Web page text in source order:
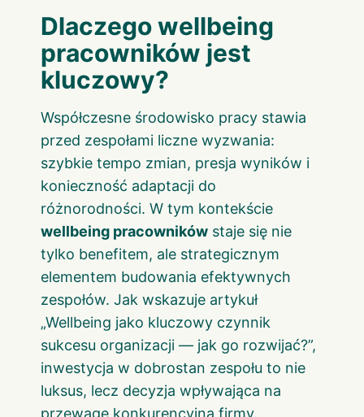
Dlaczego wellbeing
pracowników jest
kluczowy?
Współczesne środowisko pracy stawia
przed zespołami liczne wyzwania:
szybkie tempo zmian, presja wyników i
konieczność adaptacji do
różnorodności. W tym kontekście
wellbeing pracowników staje się nie
tylko benefitem, ale strategicznym
elementem budowania efektywnych
zespołów. Jak wskazuje artykuł
„Wellbeing jako kluczowy czynnik
sukcesu organizacji — jak go rozwijać?”,
inwestycja w dobrostan zespołu to nie
luksus, lecz decyzja wpływająca na
przewagę konkurencyjną firmy.